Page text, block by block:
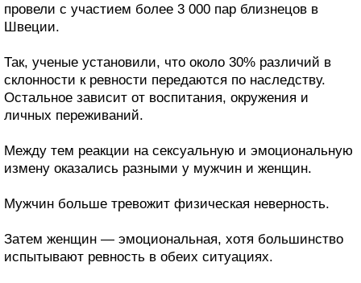
провели с участием более 3 000 пар близнецов в
Швеции.
Так, ученые установили, что около 30% различий в
склонности к ревности передаются по наследству.
Остальное зависит от воспитания, окружения и
личных переживаний.
Между тем реакции на сексуальную и эмоциональную
измену оказались разными у мужчин и женщин.
Мужчин больше тревожит физическая неверность.
Затем женщин — эмоциональная, хотя большинство
испытывают ревность в обеих ситуациях.